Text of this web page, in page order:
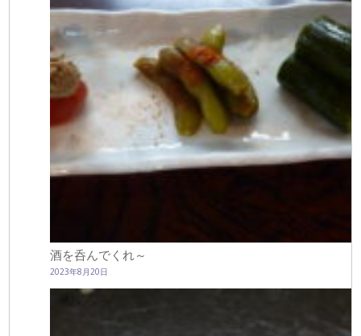
酒を呑んでくれ～
2023年8月20日